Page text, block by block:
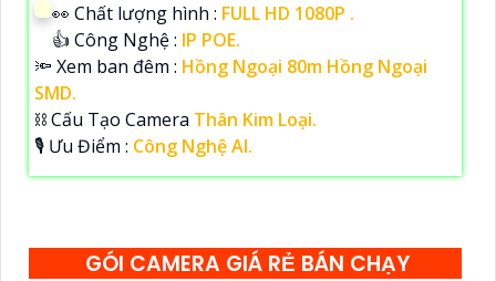
️👀 Chất lượng hình : FULL HD 1080P .
👍 Công Nghệ : IP POE.
🔦 Xem ban đêm : Hồng Ngoại 80m Hồng Ngoại
SMD.
⛓ Cấu Tạo Camera Thân Kim Loại.
️🎙 Ưu Điểm : Công Nghệ AI.
GÓI CAMERA GIÁ RẺ BÁN CHẠY